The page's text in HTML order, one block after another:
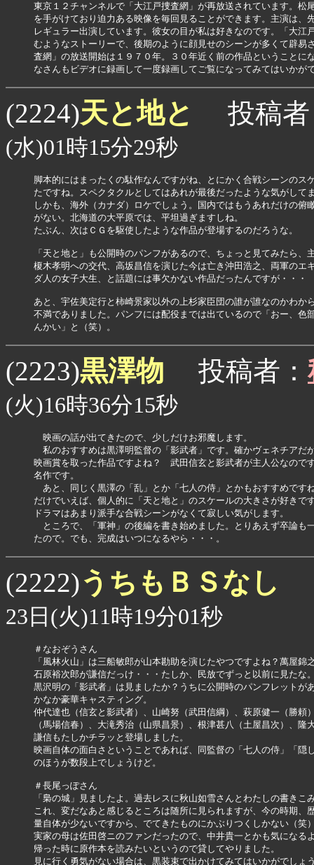
東京１２チャンネルで「大江戸捜査網」が再放送されています。松
を手がけており迫力ある映像を毎回見ることができます。主演は、
レギュラー出演しています。彼女の目が私は好きなのです。「大江
むようなストーリーで、後期のように顔見せのシーンが多くて辟易
査網」の放送開始は１９７０年。３０年近く前の作品ということに
なさんもビデオに録画して一度録画してご覧になってみてはいかが
(2224)天と地と 投稿者
(水)01時15分29秒
脚本的にはまったくの駄作なんですがね、とにかく合戦シーンのス
たですね。スペクタクルとしてはあれが最後だったような気がして
しかも、海外（カナダ）ロケでしょう。国内ではもうあれだけの俯
がない。北海道の大平原では、平坦過ぎますしね。
たぶん、次はＣＧを駆使したような作品が登場するのだろうな。
「天と地と」も公開時のパンフがあるので、ちょっと見てみたら、
榎木孝明への交代、高坂昌信を演じた今は亡き沖田浩之、両軍のエ
ダ人の女子大生、と話題には事欠かない作品だったんですが・・・
あと、宇佐美定行と柿崎景家以外の上杉家臣団の誰が誰なのかわか
不満でありました。パンフには配役までは出ているので「おー、色
んかい」と（笑）。
(2223)黒澤物 投稿者：
(火)16時36分15秒
映画の話が出てきたので、少しだけお邪魔します。
私のおすすめは黒澤明監督の「影武者」です。確かヴェネチアだ
映画賞を取った作品ですよね？　武田信玄と影武者が主人公なので
名作です。
あと、同じく黒澤の「乱」とか「七人の侍」とかもおすすめです
だけでいえば、個人的に「天と地と」のスケールの大きさが好きで
ドラマはあまり派手な合戦シーンがなくて寂しい気がします。
ところで、「軍神」の後編を書き始めました。とりあえず卒論も
たので。でも、完成はいつになるやら・・・。
(2222)うちもＢＳなし
23日(火)11時19分01秒
＃なおぞうさん
「風林火山」は三船敏郎が山本勘助を演じたやつですよね？萬屋錦
石原裕次郎が謙信だっけ・・・たしか、民放でずっと以前に見たな
黒沢明の「影武者」は見ましたか？うちに公開時のパンフレットが
かなか豪華キャスティング。
仲代達也（信玄と影武者）、山崎努（武田信綱）、萩原健一（勝頼
（馬場信春）、大滝秀治（山県昌景）、根津甚八（土屋昌次）、隆
謙信もたしかチラッと登場しました。
映画自体の面白さということであれば、同監督の「七人の侍」「隠
のほうが数段上でしょうけど。
＃長尾っぽさん
「梟の城」見ましたよ。過去レスに秋山如雪さんとわたしの書きこ
これ、変だなあと感じるところは随所に見られますが、今の時期、
量自体が少ないですから、でてきたものにかぶりつくしかない（笑
実家の母は佐田啓ニのファンだったので、中井貴一とかも気になる
帰った時に原作本を読みたいというので貸してやりました。
見に行く勇気がない場合は、黒装束で出かけてみてはいかがでしょ